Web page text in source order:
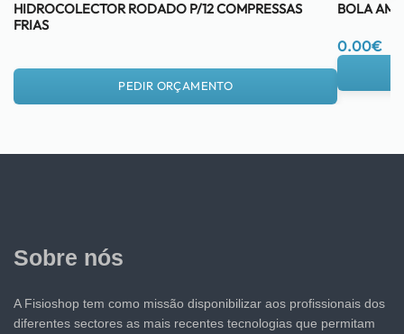
HIDROCOLECTOR RODADO P/12 COMPRESSAS
FRIAS
PEDIR ORÇAMENTO
BOLA
0.00€
Sobre nós
A Fisioshop tem como missão disponibilizar aos profissionais dos
diferentes sectores as mais recentes tecnologias que permitam